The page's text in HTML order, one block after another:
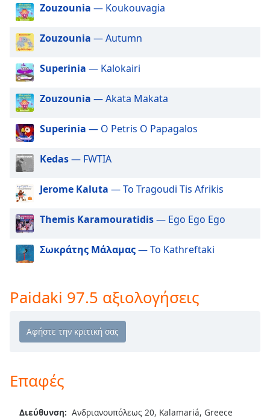
Picture-
in-
Picture
This
modal
window.
dialog
window.
Escape
cancel
and
close
Color
Background
Zouzounia — Koukouvagia
Zouzounia — Autumn
Superinia — Kalokairi
Zouzounia — Akata Makata
Superinia — O Petris O Papagalos
Kedas— FWTIA
Jerome Kaluta — To Tragoudi Tis Afrikis
Themis Karamouratidis— Ego Ego Ego
Σωκράτης Μάλαμας— To Kathreftaki
Paidaki 97.5 αξιολογήσεις
Επαφές
Διεύθυνση: Ανδριανουπόλεως 20, Kalamariá, Greece